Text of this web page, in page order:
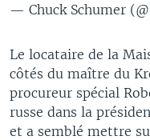
— Chuck Schumer
Le locataire de la
côtés du maître du
procureur spécial
russe dans la
et a semblé mettre